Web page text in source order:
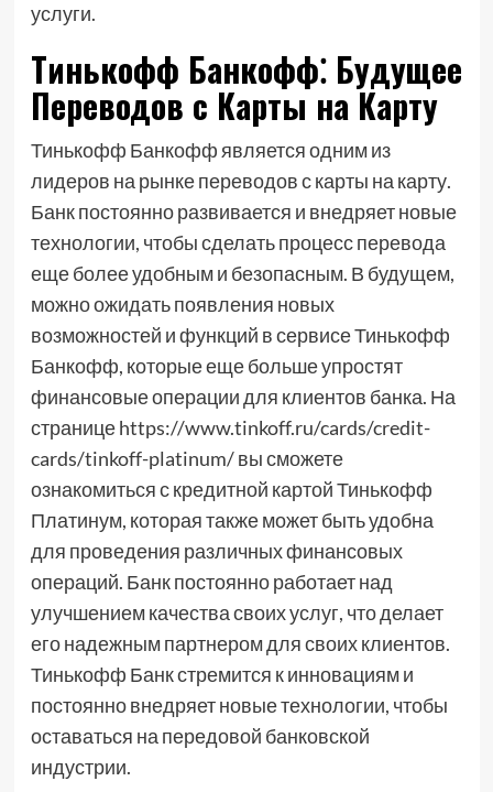
услуги.
Тинькофф Банкофф⁚ Будущее
Переводов с Карты на Карту
Тинькофф Банкофф является одним из
лидеров на рынке переводов с карты на карту.
Банк постоянно развивается и внедряет новые
технологии, чтобы сделать процесс перевода
еще более удобным и безопасным. В будущем,
можно ожидать появления новых
возможностей и функций в сервисе Тинькофф
Банкофф, которые еще больше упростят
финансовые операции для клиентов банка. На
странице https://www.tinkoff.ru/cards/credit-
cards/tinkoff-platinum/ вы сможете
ознакомиться с кредитной картой Тинькофф
Платинум, которая также может быть удобна
для проведения различных финансовых
операций. Банк постоянно работает над
улучшением качества своих услуг, что делает
его надежным партнером для своих клиентов.
Тинькофф Банк стремится к инновациям и
постоянно внедряет новые технологии, чтобы
оставаться на передовой банковской
индустрии.